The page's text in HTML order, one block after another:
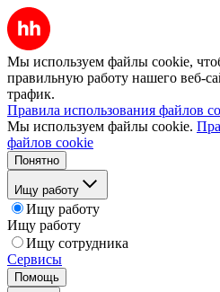
Мы используем файлы cookie,
правильную работу нашего веб-
трафик.
Правила использования файлов
Мы используем файлы cookie.
файлов cookie
Понятно
Ищу работу
Ищу работу
Ищу работу
Ищу сотрудника
Сервисы
Помощь